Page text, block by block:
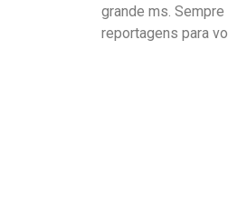
grande ms.
reportagens para